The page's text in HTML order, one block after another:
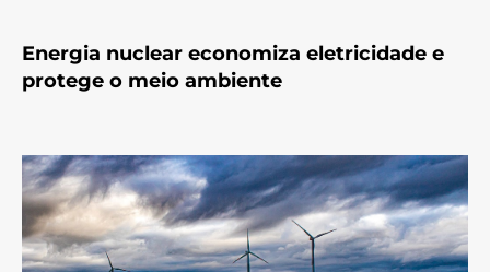
Energia nuclear economiza eletricidade e
protege o meio ambiente